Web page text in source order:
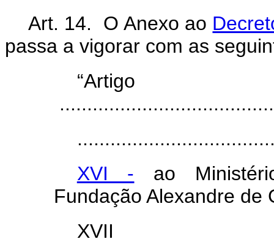
Art. 14. O Anexo ao
passa a vigorar com as
XVI - ao
Fundação Alexandre de